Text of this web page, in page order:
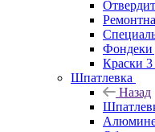
Фондеки
Краски 3
Шпатлевка
Назад